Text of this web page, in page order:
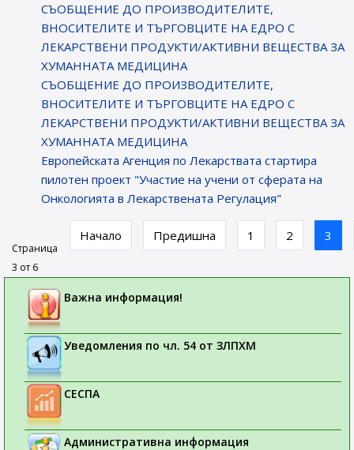
СЪОБЩЕНИЕ ДО ПРОИЗВОДИТЕЛИТЕ,
ВНОСИТЕЛИТЕ И ТЪРГОВЦИТЕ НА ЕДРО С
ЛЕКАРСТВЕНИ ПРОДУКТИ/АКТИВНИ ВЕЩЕСТВА ЗА
ХУМАННАТА МЕДИЦИНА
СЪОБЩЕНИЕ ДО ПРОИЗВОДИТЕЛИТЕ,
ВНОСИТЕЛИТЕ И ТЪРГОВЦИТЕ НА ЕДРО С
ЛЕКАРСТВЕНИ ПРОДУКТИ/АКТИВНИ ВЕЩЕСТВА ЗА
ХУМАННАТА МЕДИЦИНА
Европейската Агенция по Лекарствата стартира
пилотен проект "Участие на учени от сферата на
Онкологията в Лекарствената Регулация"
Страница
3 от 6
Начало Предишна 1 2 3
Важна информация!
Уведомления по чл. 54 от ЗЛПХМ
СЕСПА
Административна информация